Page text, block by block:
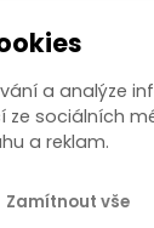
doskladnění si
11 499,00
a analýze
sociálních
a reklam.
Zamítnout vše